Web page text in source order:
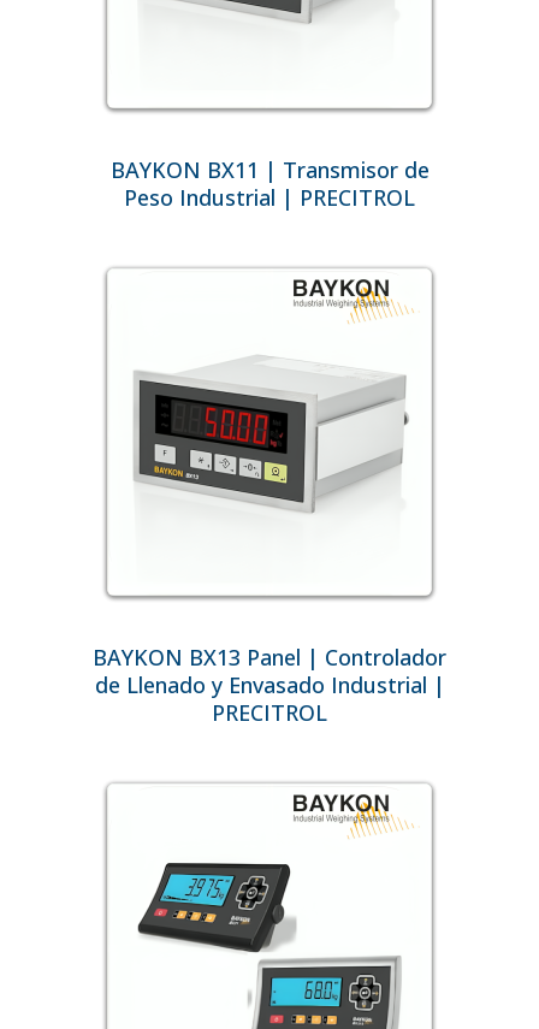
BAYKON BX11 | Transmisor de
Peso Industrial | PRECITROL
BAYKON BX13 Panel | Controlador
de Llenado y Envasado Industrial |
PRECITROL